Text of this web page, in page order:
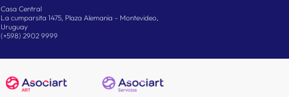
Casa Central
La cumparsita 1475, Plaza Alemania – Montevideo,
Uruguay
(+598) 2902 9999